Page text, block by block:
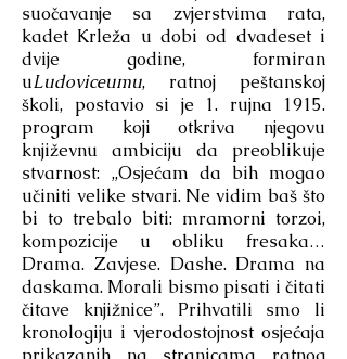
suočavanje sa zvjerstvima rata,
kadet Krleža u dobi od dvadeset i
dvije godine, formiran
uLudoviceumu, ratnoj peštanskoj
školi, postavio si je 1. rujna 1915.
program koji otkriva njegovu
književnu ambiciju da preoblikuje
stvarnost: „Osjećam da bih mogao
učiniti velike stvari. Ne vidim baš što
bi to trebalo biti: mramorni torzoi,
kompozicije u obliku fresaka…
Drama. Zavjese. Dashe. Drama na
daskama. Morali bismo pisati i čitati
čitave knjižnice”. Prihvatili smo li
kronologiju i vjerodostojnost osjećaja